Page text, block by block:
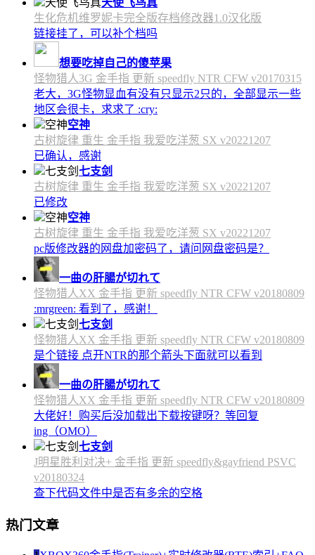
生化危机维罗妮卡完全版存档修改器1.0汉化版
链接挂了，可以补个档吗
想要吃掉自己的傻苹果
怪物猎人3G 金手指 更新 speedfly NTR CFW v20170315
老大，3G怪物显血有没有只显示2只的，全部显示一些
地区会很卡，求求了 :cry:
空神
古树旋律 重生 金手指 我爱吃洋葱 SX v20221207
已确认，感谢
七支剑
古树旋律 重生 金手指 我爱吃洋葱 SX v20221207
已修改
空神
古树旋律 重生 金手指 我爱吃洋葱 SX v20221207
pc版修改器的网盘加密码了，请问网盘密码是？
一曲の肝腸が切れて
怪物猎人XX 金手指 更新 speedfly NTR CFW v20180809
:mrgreen: 看到了，感谢！
七支剑
怪物猎人XX 金手指 更新 speedfly NTR CFW v20180809
是个链接 点开NTR的那个箭头下面就可以看到
一曲の肝腸が切れて
怪物猎人XX 金手指 更新 speedfly NTR CFW v20180809
大佬好！购买后没加载出下载按键呀？等回复
ing（OMO）
七支剑
J明星胜利对决+ 金手指 更新 speedfly&gayfriend PSVC
v20180324
查下代码文件中是否有多余的空格
热门文章